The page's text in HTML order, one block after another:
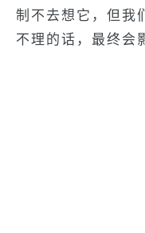
制不去想它，但我
不理的话，最终会